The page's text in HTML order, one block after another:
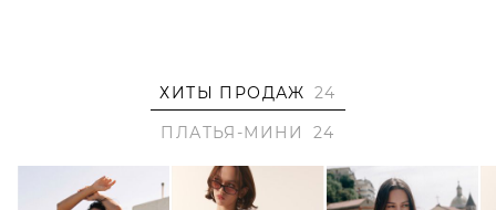
ХИТЫ ПРОДАЖ 24
ПЛАТЬЯ-МИНИ
24